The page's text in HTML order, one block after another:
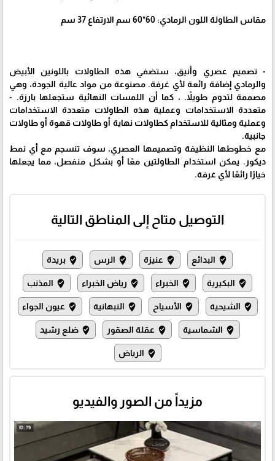
مقاس الطاولة اللون الرمادي: 60*60 سم الارتفاع 37 سم
- تصميم عصري وأنيق، ستضفي هذه الطاولات باللونين الأبيض
والرمادي إضافة رائعة لأي غرفة. مصنوعة من مواد عالية الجودة، وهي
مصممة لتدوم طويلاً. ، كما أن اللمسات النهائية ستجعلها بارزة. -
متعددة الاستخدامات وعملية هذه الطاولات متعددة الاستخدامات
وعملية ومثالية للاستخدام كطاولات نهاية أو طاولات قهوة أو طاولات
جانبية.
مع خطوطها النظيفة وتصميمها العصري، سوف تنسجم مع أي نمط
ديكور. يمكن استخدام الطاولتين معًا أو بشكل منفصل، مما يجعلها
خيارًا رائعًا لأي غرفة.
التوصيل متاح إلى المناطق التالية
where_to_vote البدائع where_to_vote عنيزة where_to_vote الرس where_to_vote بريدة
where_to_vote البكيرية where_to_vote الخبراء where_to_vote رياض الخبراء where_to_vote المذنب
where_to_vote الشيحية where_to_vote الأسياح where_to_vote النبهانية where_to_vote عيون الجواء
where_to_vote الشماسية where_to_vote عقلة الصقور where_to_vote ضلع رشيد
where_to_vote الرياض
مزيداً من الصور والفيديو